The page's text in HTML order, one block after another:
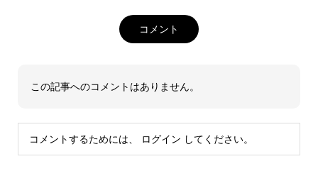
コメント
この記事へのコメントはありません。
コメントするためには、 ログイン してください。